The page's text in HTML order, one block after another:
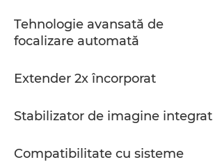
Tehnologie avansată de
focalizare automată
Extender 2x încorporat
Stabilizator de imagine integrat
Compatibilitate cu sisteme